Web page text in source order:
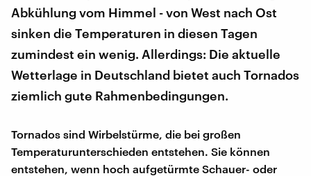
Abkühlung vom Himmel - von West nach Ost
sinken die Temperaturen in diesen Tagen
zumindest ein wenig. Allerdings: Die aktuelle
Wetterlage in Deutschland bietet auch Tornados
ziemlich gute Rahmenbedingungen.
Tornados sind Wirbelstürme, die bei großen
Temperaturunterschieden entstehen. Sie können
entstehen, wenn hoch aufgetürmte Schauer- oder